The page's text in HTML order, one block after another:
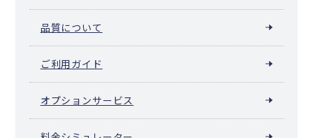
品質について
ご利用ガイド
オプションサービス